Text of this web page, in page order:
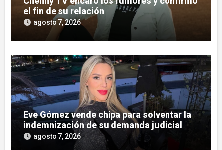
el fin de su relación
agosto 7, 2026
Eve Gómez vende chipa para solventar la
indemnización de su demanda judicial
agosto 7, 2026